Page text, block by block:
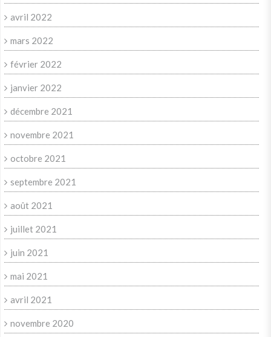
avril 2022
mars 2022
février 2022
janvier 2022
décembre 2021
novembre 2021
octobre 2021
septembre 2021
août 2021
juillet 2021
juin 2021
mai 2021
avril 2021
novembre 2020